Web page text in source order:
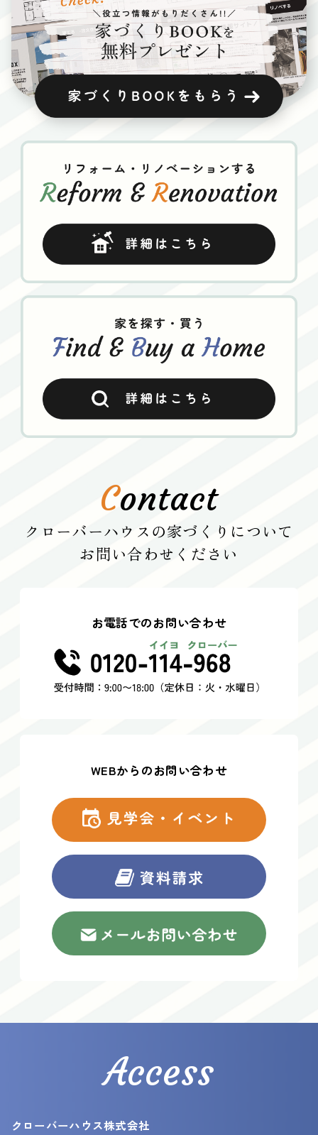
Contact
クローバーハウスの家づくりについて
お問い合わせください
お電話でのお問い合わせ
WEBからのお問い合わせ
Access
クローバーハウス株式会社